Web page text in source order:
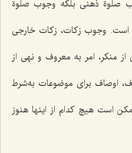
صلوة ذهنى بلکه وجوب صلوة
وجوب زكات، زكات خارجى
منكر، امر به معروف و نهى از
اوصاف براى موضوعات به‌شرط
است هیچ کدام از اینها هنوز